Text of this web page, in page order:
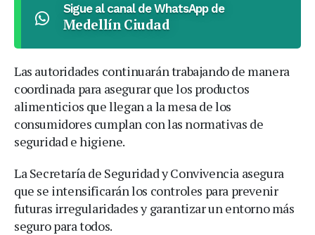
Sigue al canal de WhatsApp de
Medellín Ciudad
Las autoridades continuarán trabajando de manera
coordinada para asegurar que los productos
alimenticios que llegan a la mesa de los
consumidores cumplan con las normativas de
seguridad e higiene.
La Secretaría de Seguridad y Convivencia asegura
que se intensificarán los controles para prevenir
futuras irregularidades y garantizar un entorno más
seguro para todos.